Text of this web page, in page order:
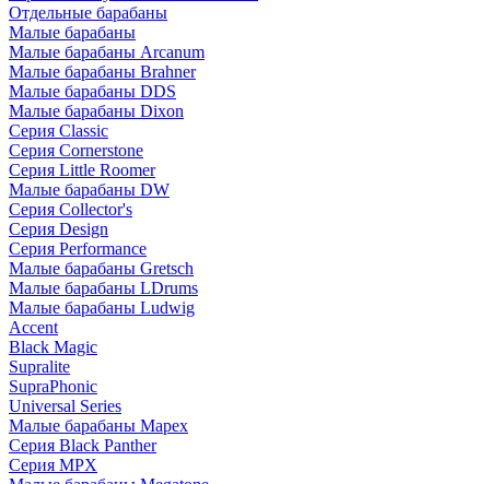
Отдельные барабаны
Малые барабаны
Малые барабаны Arcanum
Малые барабаны Brahner
Малые барабаны DDS
Малые барабаны Dixon
Серия Classic
Серия Cornerstone
Серия Little Roomer
Малые барабаны DW
Серия Collector's
Серия Design
Серия Performance
Малые барабаны Gretsch
Малые барабаны LDrums
Малые барабаны Ludwig
Accent
Black Magic
Supralite
SupraPhonic
Universal Series
Малые барабаны Mapex
Серия Black Panther
Серия MPX